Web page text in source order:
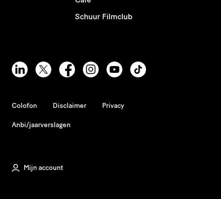
Schuur Filmclub
Colofon Disclaimer Privacy
Anbi/jaarverslagen
Mijn account